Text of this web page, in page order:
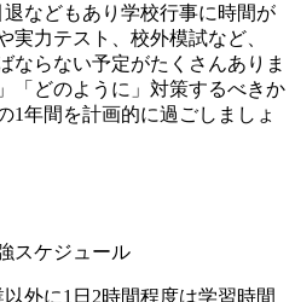
などもあり学校行事に時間が
実力テスト、校外模試など、
ならない予定がたくさんありま
「どのように」対策するべきか
1年間を計画的に過ごしましょ
スケジュール
外に1日2時間程度は学習時間